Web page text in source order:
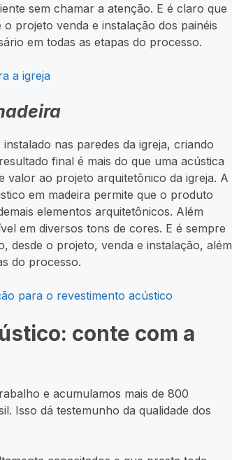
sem chamar a atenção. E é claro que
projeto venda e instalação dos painéis
em todas as etapas do processo.
a igreja
nas paredes da igreja, criando
final é mais do que uma acústica
valor ao projeto arquitetônico da igreja. A
em madeira permite que o produto
elementos arquitetônicos. Além
em diversos tons de cores. E é sempre
desde o projeto, venda e instalação, além
do processo.
para o revestimento acústico
conte com a
e acumulamos mais de 800
Isso dá testemunho da qualidade dos